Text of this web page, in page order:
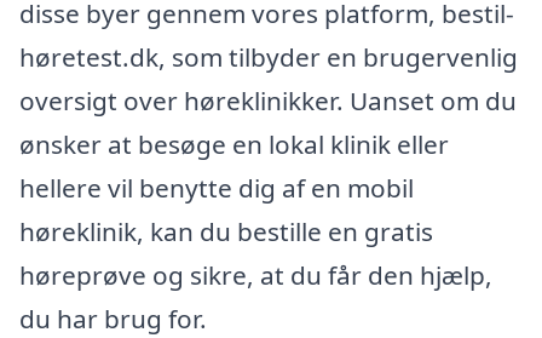
disse byer gennem vores platform, bestil-
høretest.dk, som tilbyder en brugervenlig
oversigt over høreklinikker. Uanset om du
ønsker at besøge en lokal klinik eller
hellere vil benytte dig af en mobil
høreklinik, kan du bestille en gratis
høreprøve og sikre, at du får den hjælp,
du har brug for.